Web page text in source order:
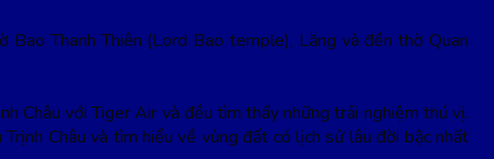
Bao Thanh Thiên (Lord Bao temple), Lăng và đền thờ Quan
Châu với Tiger Air và đều tìm thấy những trải nghiệm thú vị.
Trịnh Châu và tìm hiểu về vùng đất có lịch sử lâu đời bậc nhất